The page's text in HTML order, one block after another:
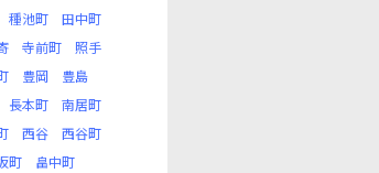
種池町
田中町
寺前町
照手
豊岡
豊島
長本町
南居町
西谷
西谷町
町
畠中町